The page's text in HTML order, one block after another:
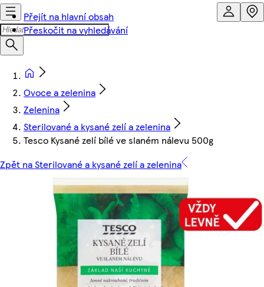
Přejít na hlavní obsah
Přeskočit na vyhledávání
Ovoce a zelenina
Zelenina
Sterilované a kysané zelí a zelenina
Tesco Kysané zelí bílé ve slaném nálevu 500g
Zpět na Sterilované a kysané zelí a zelenina